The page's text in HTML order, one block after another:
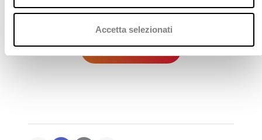
n
Accetta selezionati
Maggiori info